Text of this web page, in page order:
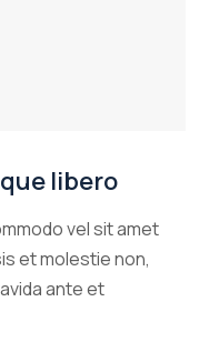
libero
vel sit amet
et molestie non,
ante et